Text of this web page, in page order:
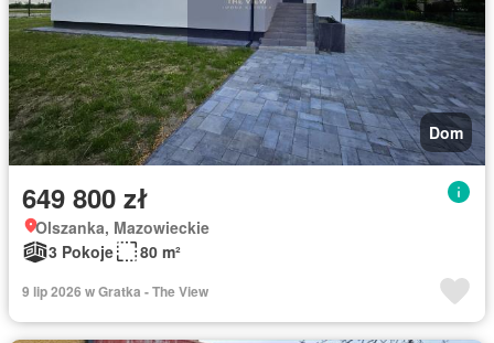
Dom
649 800 zł
Olszanka, Mazowieckie
3 Pokoje
80 m²
9 lip 2026 w Gratka - The View